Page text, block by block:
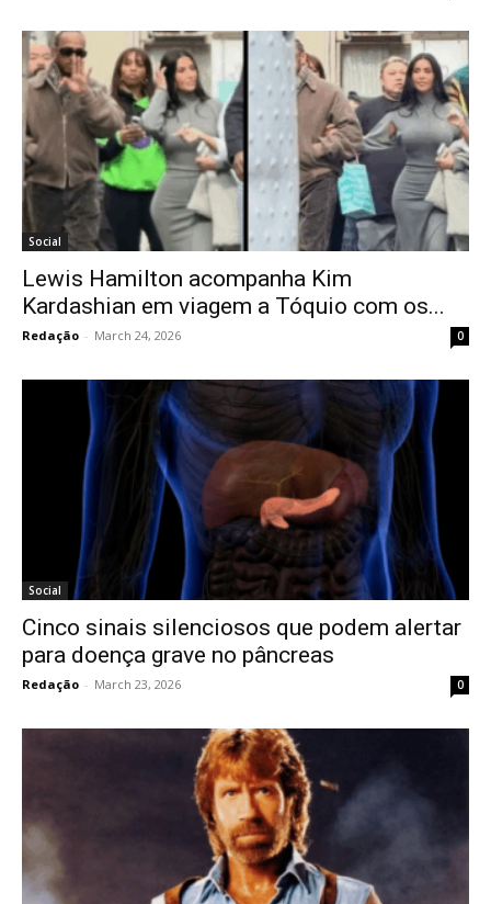
Social
Lewis Hamilton acompanha Kim
Kardashian em viagem a Tóquio com os...
Redação - March 24, 2026 0
Social
Cinco sinais silenciosos que podem alertar
para doença grave no pâncreas
Redação - March 23, 2026 0